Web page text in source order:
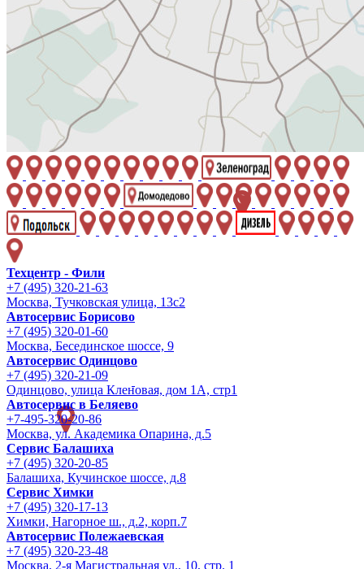
Техцентр - Фили
+7 (495) 320-21-63
Москва, Тучковская улица, 13с2
Автосервис Борисово
+7 (495) 320-01-60
Москва, Бесединское шоссе, 9
Автосервис Одинцово
+7 (495) 320-21-09
Одинцово, улица Кленовая, дом 1А, стр1
Автосервис в Беляево
+7-495-320-20-86
Москва, ул. Академика Опарина, д.5
Сервис Балашиха
+7 (495) 320-20-85
Балашиха, Кучинское шоссе, д.8
Сервис Химки
+7 (495) 320-17-13
Химки, Нагорное ш., д.2, корп.7
Автосервис Полежаевская
+7 (495) 320-23-48
Москва, 2-я Магистральная ул., 10, стр. 1